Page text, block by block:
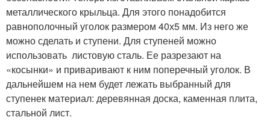
металлического крыльца. Для этого понадобится
равнополочный уголок размером 40х5 мм. Из него же
можно сделать и ступени. Для ступеней можно
использовать листовую сталь. Ее разрезают на
«косынки» и приваривают к ним поперечный уголок. В
дальнейшем на нем будет лежать выбранный для
ступенек материал: деревянная доска, каменная плита,
стальной лист.